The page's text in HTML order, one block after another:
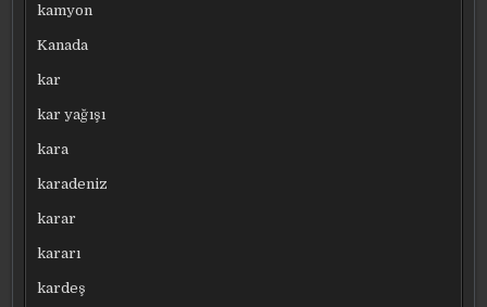
kamyon
Kanada
kar
kar yağışı
kara
karadeniz
karar
kararı
kardeş